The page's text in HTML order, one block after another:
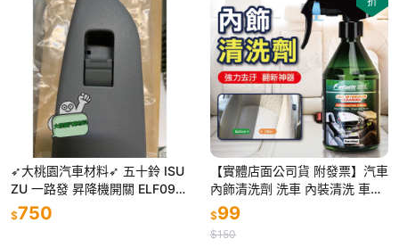
➶大桃園汽車材料➶ 五十鈴 ISU
ZU 一路發 昇降機開關 ELF09年
後 電動窗開關 副控 客人邊 台製
純新零件
$750
【實體店面公司貨 附發票】汽車
內飾清洗劑 洗車 內裝清洗 車用
清潔劑 頂棚絨布織物 車用內室
車頂 強力去污乾洗
$99
$150